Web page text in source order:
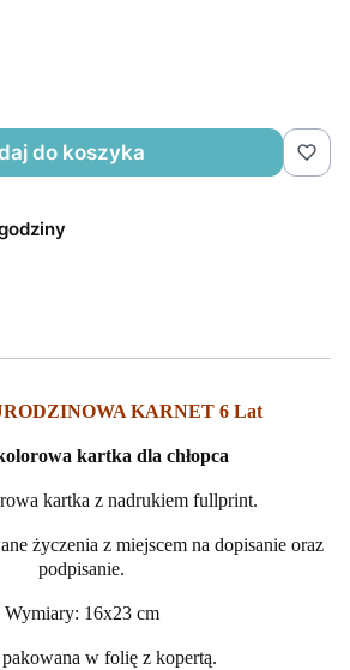
do koszyka
KARNET 6 Lat
kartka dla chłopca
kartka z nadrukiem fullprint.
życzenia z miejscem na dopisanie oraz
podpisanie.
Wymiary: 16x23 cm
w folię z kopertą.